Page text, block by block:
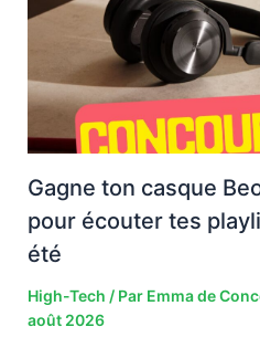
Gagne ton casque
pour écouter tes
été
High-Tech / Par Emma de
août 2026